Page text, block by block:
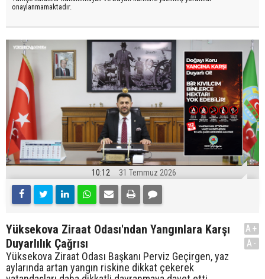
onaylanmamaktadır.
10:12 31 Temmuz 2026
Yüksekova Ziraat Odası'ndan Yangınlara Karşı
Duyarlılık Çağrısı
Yüksekova Ziraat Odası Başkanı Perviz Geçirgen, yaz
aylarında artan yangın riskine dikkat çekerek
A+
A-